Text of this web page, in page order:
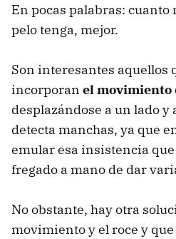
En pocas palabras: cuanto
pelo tenga, mejor.
Son interesantes aquellos
incorporan el movimiento
desplazándose a un lado y
detecta manchas, ya que
emular esa insistencia
fregado a mano de dar
No obstante, hay otra
movimiento y el roce y